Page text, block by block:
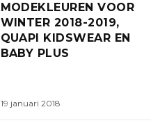
MODEKLEUREN VOOR
WINTER 2018-2019,
QUAPI KIDSWEAR EN
BABY PLUS
19 januari 2018